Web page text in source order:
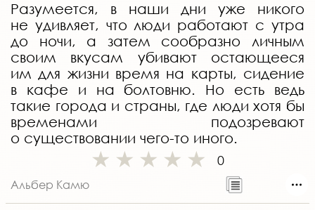
Разумеется, в наши дни уже никого
не удивляет, что люди работают с утра
до ночи, а затем сообразно личным
своим вкусам убивают остающееся
им для жизни время на карты, сидение
в кафе и на болтовню. Но есть ведь
такие города и страны, где люди хотя бы
временами подозревают
о существовании чего-то иного.
0
Альбер Камю